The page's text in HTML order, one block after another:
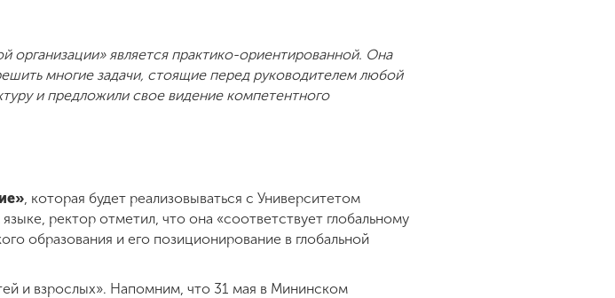
организации» является практико-ориентированной. Она
многие задачи, стоящие перед руководителем любой
и предложили свое видение компетентного
, которая будет реализовываться с Университетом
ректор отметил, что она «соответствует глобальному
образования и его позиционирование в глобальной
и взрослых». Напомним, что 31 мая в Мининском